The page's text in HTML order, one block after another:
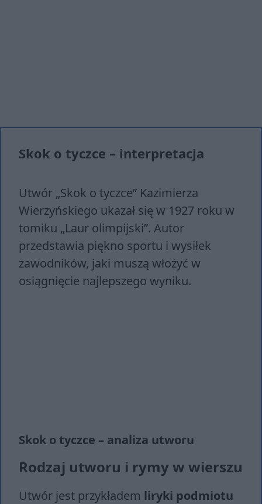
Skok o tyczce – interpretacja
Utwór „Skok o tyczce” Kazimierza
Wierzyńskiego ukazał się w 1927 roku w
tomiku „Laur olimpijski”. Autor
przedstawia piękno sportu i wysiłek
zawodników, jaki muszą włożyć w
osiągnięcie najlepszego wyniku.
Skok o tyczce – analiza utworu
Rodzaj utworu i rymy w wierszu
Utwór jest przykładem liryki podmiotu